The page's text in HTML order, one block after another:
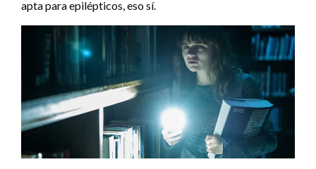
apta para epilépticos, eso sí.